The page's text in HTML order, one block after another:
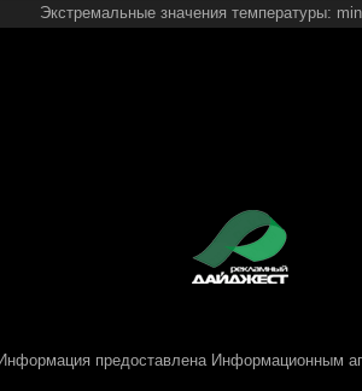
Экстремальные значения температуры:
Информация предоставлена Информационным